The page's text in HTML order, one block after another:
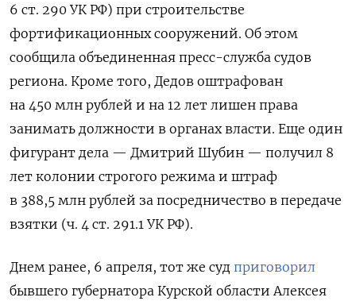
6 ст. 290 УК РФ) при строительстве
фортификационных сооружений. Об этом
сообщила объединенная пресс-служба судов
региона. Кроме того, Дедов оштрафован
на 450 млн рублей и на 12 лет лишен права
занимать должности в органах власти. Еще один
фигурант дела — Дмитрий Шубин — получил 8
лет колонии строгого режима и штраф
в 388,5 млн рублей за посредничество в передаче
взятки (ч. 4 ст. 291.1 УК РФ).
Днем ранее, 6 апреля, тот же суд приговорил
бывшего губернатора Курской области Алексея